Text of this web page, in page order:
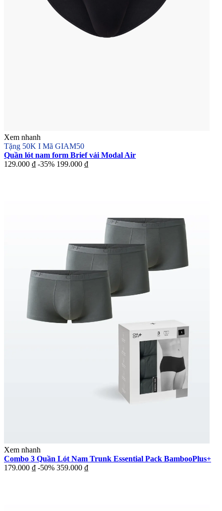
Xem nhanh
Tặng 50K I Mã GIAM50
Quần lót nam form Brief vải Modal Air
129.000 ₫ -35% 199.000 ₫
Xem nhanh
Combo 3 Quần Lót Nam Trunk Essential Pack BambooPlus+
179.000 ₫ -50% 359.000 ₫